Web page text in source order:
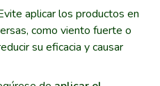
aplicar los productos en
como viento fuerte o
su eficacia y causar